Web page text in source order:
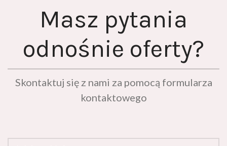
Masz pytania
odnośnie oferty?
Skontaktuj się z nami za pomocą formularza
kontaktowego